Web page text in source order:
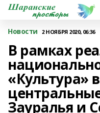
Новости 2 НОЯБРЯ 2020, 06:36
В рамках
«Культура»
Зауралья и